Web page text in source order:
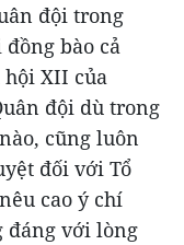
đội trong
bào cả
XII của
đội dù trong
cũng luôn
đối với Tổ
cao ý chí
đáng với lòng